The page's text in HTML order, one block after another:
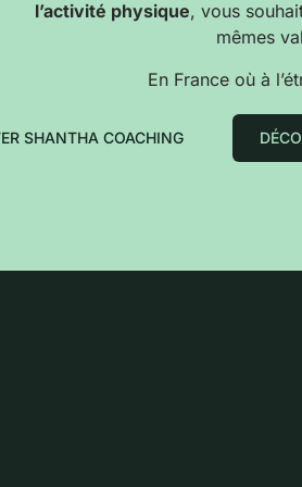
l’activité physique, vous
mêmes
En France où à
SHANTHA COACHING